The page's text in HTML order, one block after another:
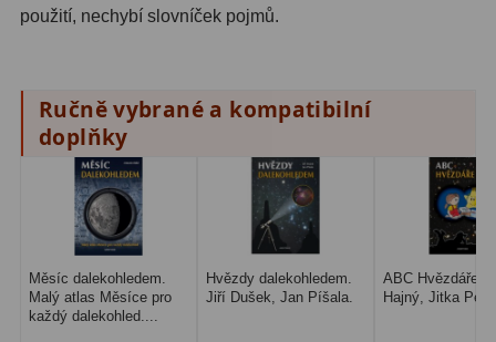
Planetární6
Barevné66
AstroFoto284
Planetární kamery
Deep-Sky kamery
Guiding kamery 14
použití, nechybí slovníček pojmů.
Ručně vybrané a kompatibilní
doplňky
Měsíc dalekohledem.
Malý atlas Měsíce pro
každý dalekohled....
Hvězdy dalekohledem.
Jiří Dušek, Jan Píšala.
ABC Hvězdáře.
Hajný, Jitka